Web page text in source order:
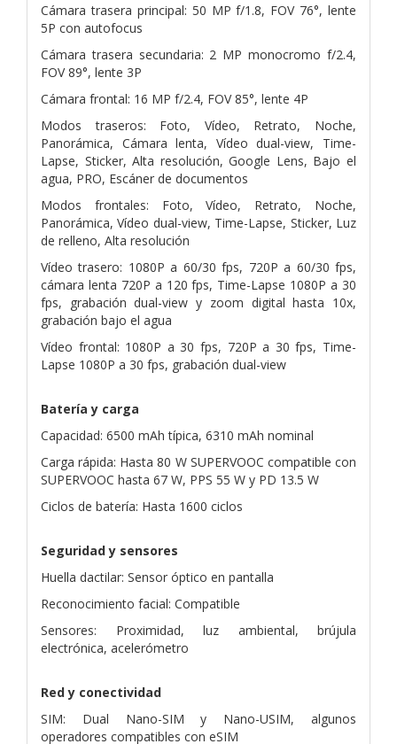
Cámara trasera principal: 50 MP f/1.8, FOV 76°, lente
5P con autofocus
Cámara trasera secundaria: 2 MP monocromo f/2.4,
FOV 89°, lente 3P
Cámara frontal: 16 MP f/2.4, FOV 85°, lente 4P
Modos traseros: Foto, Vídeo, Retrato, Noche,
Panorámica, Cámara lenta, Vídeo dual-view, Time-
Lapse, Sticker, Alta resolución, Google Lens, Bajo el
agua, PRO, Escáner de documentos
Modos frontales: Foto, Vídeo, Retrato, Noche,
Panorámica, Vídeo dual-view, Time-Lapse, Sticker, Luz
de relleno, Alta resolución
Vídeo trasero: 1080P a 60/30 fps, 720P a 60/30 fps,
cámara lenta 720P a 120 fps, Time-Lapse 1080P a 30
fps, grabación dual-view y zoom digital hasta 10x,
grabación bajo el agua
Vídeo frontal: 1080P a 30 fps, 720P a 30 fps, Time-
Lapse 1080P a 30 fps, grabación dual-view
Batería y carga
Capacidad: 6500 mAh típica, 6310 mAh nominal
Carga rápida: Hasta 80 W SUPERVOOC compatible con
SUPERVOOC hasta 67 W, PPS 55 W y PD 13.5 W
Ciclos de batería: Hasta 1600 ciclos
Seguridad y sensores
Huella dactilar: Sensor óptico en pantalla
Reconocimiento facial: Compatible
Sensores: Proximidad, luz ambiental, brújula
electrónica, acelerómetro
Red y conectividad
SIM: Dual Nano-SIM y Nano-USIM, algunos
operadores compatibles con eSIM